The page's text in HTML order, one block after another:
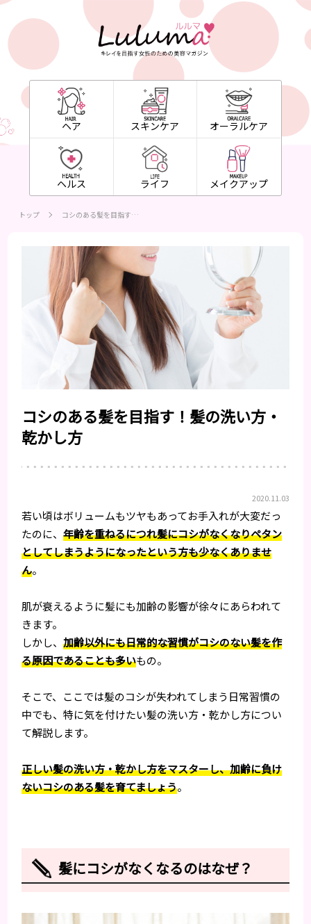
ヘア スキンケア オーラルケア
ヘルス ライフ メイクアップ
トップ コシのある髪を目指す…
コシのある髪を目指す！髪の洗い方・
乾かし方
2020.11.03
若い頃はボリュームもツヤもあってお手入れが大変だっ
たのに、年齢を重ねるにつれ髪にコシがなくなりペタン
としてしまうようになったという方も少なくありませ
ん。
肌が衰えるように髪にも加齢の影響が徐々にあらわれて
きます。
しかし、加齢以外にも日常的な習慣がコシのない髪を作
る原因であることも多いもの。
そこで、ここでは髪のコシが失われてしまう日常習慣の
中でも、特に気を付けたい髪の洗い方・乾かし方につい
て解説します。
正しい髪の洗い方・乾かし方をマスターし、加齢に負け
ないコシのある髪を育てましょう。
髪にコシがなくなるのはなぜ？